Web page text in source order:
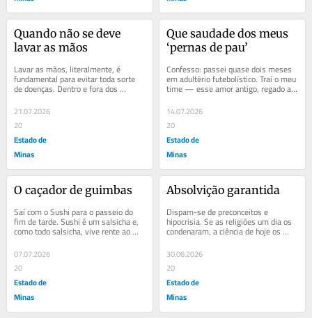
Quando não se deve
lavar as mãos
Lavar as mãos, literalmente, é
fundamental para evitar toda sorte
de doenças. Dentro e fora dos
hospitais, bactérias, vírus, fungos e
parasitas...
21.07.2026
20
Estado de
Minas
Que saudade dos meus
‘pernas de pau’
Confesso: passei quase dois meses
em adultério futebolístico. Traí o meu
time — esse amor antigo, regado a
cerveja com Rivotril, cheio de...
14.07.2026
20
Estado de
Minas
O caçador de guimbas
Saí com o Sushi para o passeio do
fim de tarde. Sushi é um salsicha e,
como todo salsicha, vive rente ao
chão, farejando cantinhos com a
seriedade...
07.07.2026
20
Estado de
Minas
Absolvição garantida
Dispam-se de preconceitos e
hipocrisia. Se as religiões um dia os
condenaram, a ciência de hoje os
absolve. Houve um tempo em que
mulheres e homens...
30.06.2026
20
Estado de
Minas